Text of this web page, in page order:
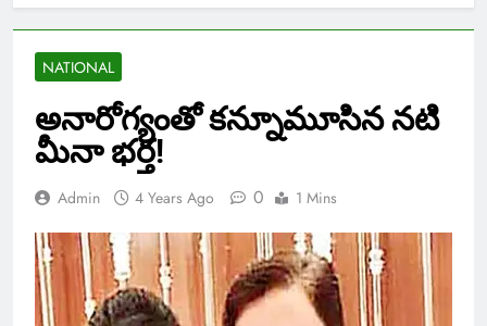
NATIONAL
అనారోగ్యంతో కన్నూమూసిన నటి
మీనా భర్త!
Admin 4 Years Ago 0 1 Mins